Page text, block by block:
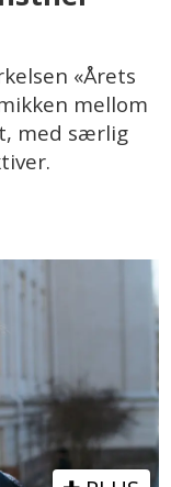
«Årets
mellom
med særlig